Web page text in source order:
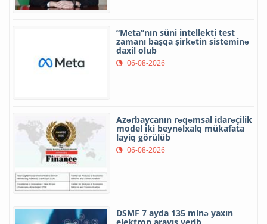
“Meta”nın süni intellekti test
zamanı başqa şirkətin sisteminə
daxil olub
06-08-2026
Azərbaycanın rəqəmsal idarəçilik
model iki beynəlxalq mükafata
layiq görülüb
06-08-2026
DSMF 7 ayda 135 minə yaxın